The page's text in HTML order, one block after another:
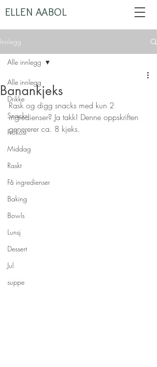
ELLEN AABOL
Innlegg
Alle innlegg
Drikke
Snacks
Frokost
Middag
Raskt
Få ingredienser
Baking
Bowls
Lunsj
Dessert
Jul
suppe
Alle innlegg
Banankjeks
Rask og digg snacks med kun 2
ingredienser? Ja takk! Denne oppskriften
genererer ca. 8 kjeks.